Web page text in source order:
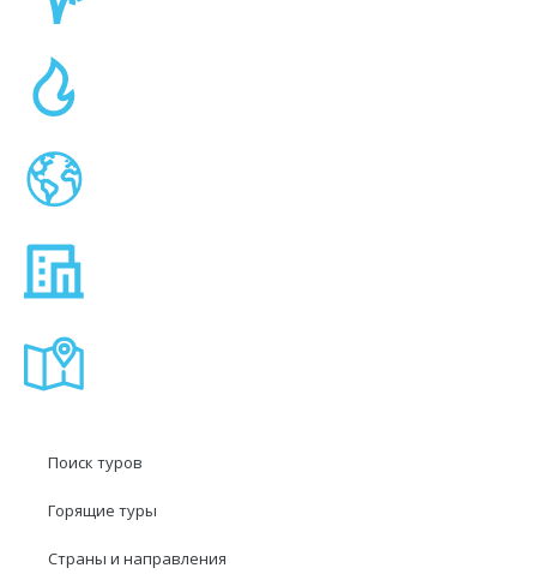
Поиск туров
Горящие туры
Страны и направления